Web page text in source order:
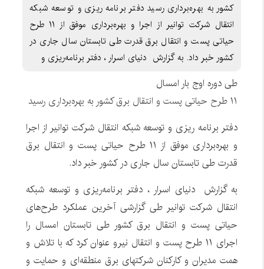
کشور به بهره‌برداری رسید دفتر برنامه ریزی و توسعه شبکه
انتقال شرکت توانیر از اجرا و بهره‌برداری موفق از ۱۱ طرح
حیاتی پست و انتقال برق قدرت طی تابستان سال جاری در
کشور خبر داد. به گزارش دنیای اسرار ، دفتر برنامه‌ریزی و
طی دوره اوج بار امسال
۱۱ طرح حیاتی پست و انتقال برق کشور به بهره‌برداری رسید
دفتر برنامه ریزی و توسعه شبکه انتقال شرکت توانیر از اجرا
و بهره‌برداری موفق از ۱۱ طرح حیاتی پست و انتقال برق
قدرت طی تابستان سال جاری در کشور خبر داد.
به گزارش دنیای اسرار ، دفتر برنامه‌ریزی و توسعه شبکه
انتقال شرکت توانیر طی گزارشی آخرین عملکرد طرح‌های
حیاتی پست و انتقال برق کشور طی تابستان امسال را
اجرای ۱۱ طرح پست و انتقال نیرو عنوان کرد که با تلاش و
همت مدیران و کارکنان شرکتهای برق منطقه‌ای و حمایت و